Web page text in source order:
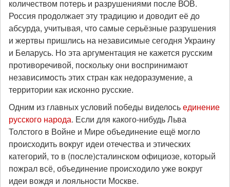
количеством потерь и разрушениями после ВОВ.
Россия продолжает эту традицию и доводит её до
абсурда, учитывая, что самые серьёзные разрушения
и жертвы пришлись на независимые сегодня Украину
и Беларусь. Но эта аргументация не кажется русским
противоречивой, поскольку они воспринимают
независимость этих стран как недоразумение, а
территории как исконно русские.
Одним из главных условий победы виделосьединение
русского народа. Если для какого-нибудь Льва
Толстого в Войне и Мире объединение ещё могло
происходить вокруг идеи отечества и этических
категорий, то в (после)сталинском официозе, который
пожрал всё, объединение происходило уже вокруг
идеи вождя и лояльности Москве.